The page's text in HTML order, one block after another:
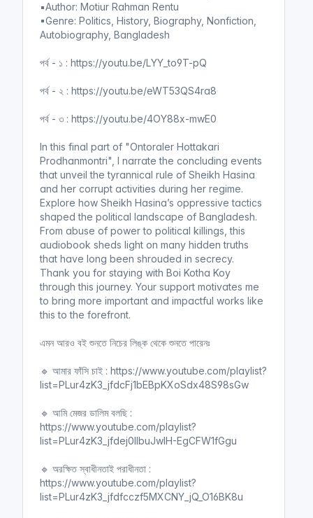
▪Author: Motiur Rahman Rentu
▪Genre: Politics, History, Biography, Nonfiction,
Autobiography, Bangladesh
পর্ব - ১ : https://youtu.be/LYY_to9T-pQ
পর্ব - ২ : https://youtu.be/eWT53QS4ra8
পর্ব - ৩ : https://youtu.be/4OY88x-mwE0
In this final part of "Ontoraler Hottakari
Prodhanmontri", I narrate the concluding events
that unveil the tyrannical rule of Sheikh Hasina
and her corrupt activities during her regime.
Explore how Sheikh Hasina’s oppressive tactics
shaped the political landscape of Bangladesh.
From abuse of power to political killings, this
audiobook sheds light on many hidden truths
that have long been shrouded in secrecy.
Thank you for staying with Boi Kotha Koy
through this journey. Your support motivates me
to bring more important and impactful works like
this to the forefront.
এমন আরও বই শুনতে নিচের লিঙ্ক থেকে শুনতে পারেনঃ
🔹 আমার ফাঁসি চাই : https://www.youtube.com/playlist?
list=PLur4zK3_jfdcFj1bEBpKXoSdx48S98sGw
🔹 আমি মেজর ডালিম বলছি :
https://www.youtube.com/playlist?
list=PLur4zK3_jfdej0llbuJwIH-EgCFW1fGgu
🔹 অরক্ষিত স্বাধীনতাই পরাধীনতা :
https://www.youtube.com/playlist?
list=PLur4zK3_jfdfcczf5MXCNY_jQ_O16BK8u